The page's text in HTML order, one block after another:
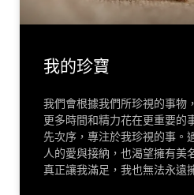
我的珍寶
我們會根據我們所珍視的事物
更多時間和精力花在更重要的
先次序，專注於我珍視的事。
人的愛與接納，也渴望擁有美
真正讓我滿足，我也無法永遠